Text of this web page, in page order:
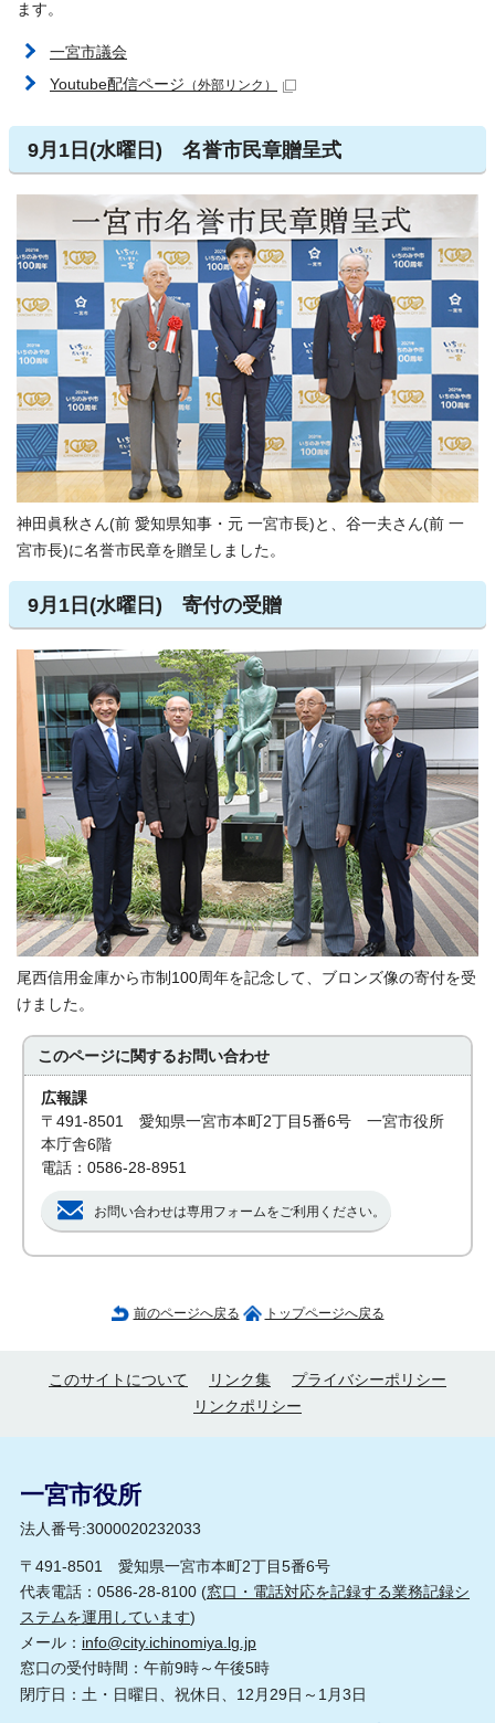
ます。
一宮市議会
Youtube配信ページ （外部リンク）
9月1日(水曜日) 名誉市民章贈呈式
神田眞秋さん(前 愛知県知事・元 一宮市長)と、谷一夫さん(前 一
宮市長)に名誉市民章を贈呈しました。
9月1日(水曜日) 寄付の受贈
尾西信用金庫から市制100周年を記念して、ブロンズ像の寄付を受
けました。
このページに関するお問い合わせ
広報課
〒491-8501 愛知県一宮市本町2丁目5番6号 一宮市役所
本庁舎6階
電話：0586-28-8951
お問い合わせは専用フォームをご利用ください。
前のページへ戻る トップページへ戻る
このサイトについて リンク集
プライバシーポリシー
リンクポリシー
一宮市役所
法人番号:3000020232033
〒491-8501 愛知県一宮市本町2丁目5番6号
代表電話：0586-28-8100 (窓口・電話対応を記録する業務記録シ
ステムを運用しています)
メール： info@city.ichinomiya.lg.jp
窓口の受付時間：午前9時～午後5時
閉庁日：土・日曜日、祝休日、12月29日～1月3日